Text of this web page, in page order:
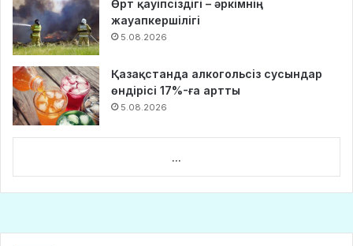
Өрт қауіпсіздігі – әркімнің
жауапкершілігі
5.08.2026
Қазақстанда алкогольсіз сусындар
өндірісі 17%-ға артты
5.08.2026
...